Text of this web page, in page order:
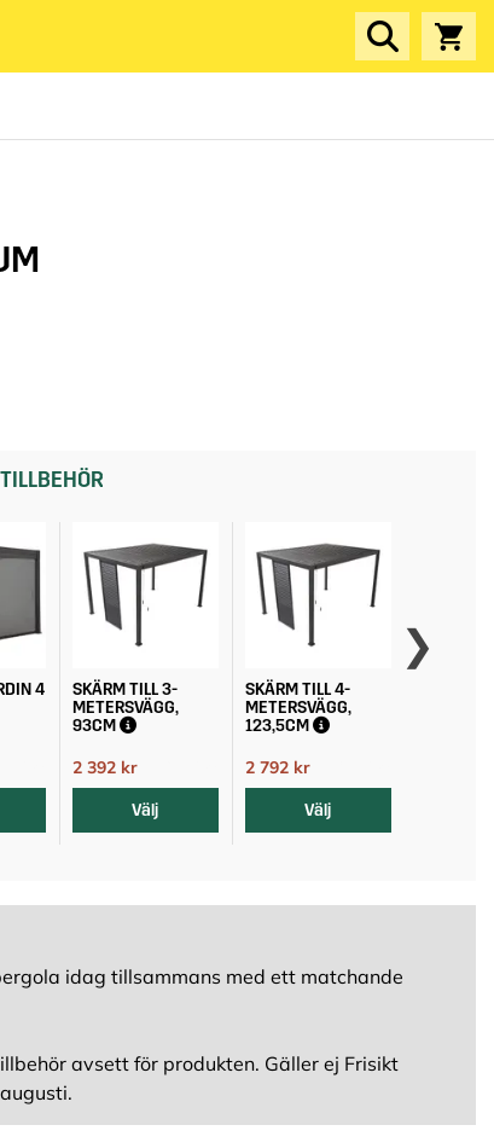
4
SKÄRM TILL 3-
METERSVÄGG,
93CM
2 392 kr
Välj
SKÄRM TILL 4-
METERSVÄGG,
123,5CM
2 792 kr
Välj
idag tillsammans med ett matchande
avsett för produkten. Gäller ej Frisikt